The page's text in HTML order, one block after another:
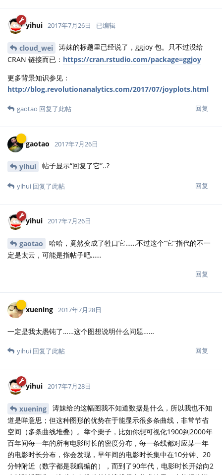
yihui 2017年7月26日 已编辑
cloud_wei
涛妹的标题里已经说了，ggjoy 包。只不过没给
CRAN 链接而已： https://cran.rstudio.com/package=ggjoy
更多背景知识参见：
http://blog.revolutionanalytics.com/2017/07/joyplots.html
回复
gaotao 回复了此帖
gaotao 2017年7月26日
yihui 帖子显示“回复了它”..?
回复
yihui 回复了此帖
yihui 2017年7月26日
gaotao
哈哈，竟然变成了牲口它……不过这个“它”指代的不一
定是太云，可能是指帖子吧……
回复
xuening 2017年7月28日
一定是我太愚钝了……这个图想说明什么问题……
回复
yihui 回复了此帖
yihui 2017年7月28日
xuening
涛妹给的这幅图我不知道数据是什么，所以我也不知
道是咩意思；但这种图形的优势在于能显示很多条曲线，非常节省
空间（多条曲线堆叠）。举个栗子，比如你想可视化1900到2000年
百年间每一年的所有电影时长的密度分布，每一条线都对应某一年
的电影时长分布，你会发现，早年间的电影时长集中在10分钟、20
分钟附近（数字都是我瞎编的），而到了90年代，电影时长开始向2